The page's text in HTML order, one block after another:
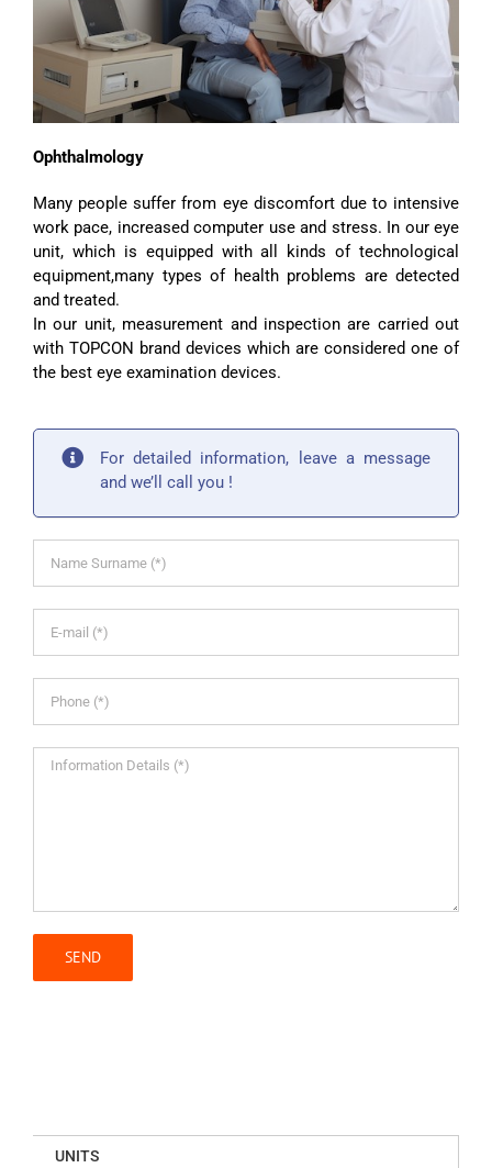
Ophthalmology
Many people suffer from eye discomfort due to intensive
work pace, increased computer use and stress. In our eye
unit, which is equipped with all kinds of technological
equipment,many types of health problems are detected
and treated.
In our unit, measurement and inspection are carried out
with TOPCON brand devices which are considered one of
the best eye examination devices.
For detailed information, leave a message
and we’ll call you !
UNITS